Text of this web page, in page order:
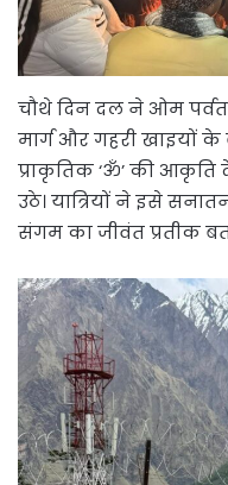
चौथे दिन दल ने ओम
मार्ग और गहरी खाइयों
प्राकृतिक ‘ॐ’ की आकृति
उठे। यात्रियों ने इसे
संगम का जीवंत प्रतीक